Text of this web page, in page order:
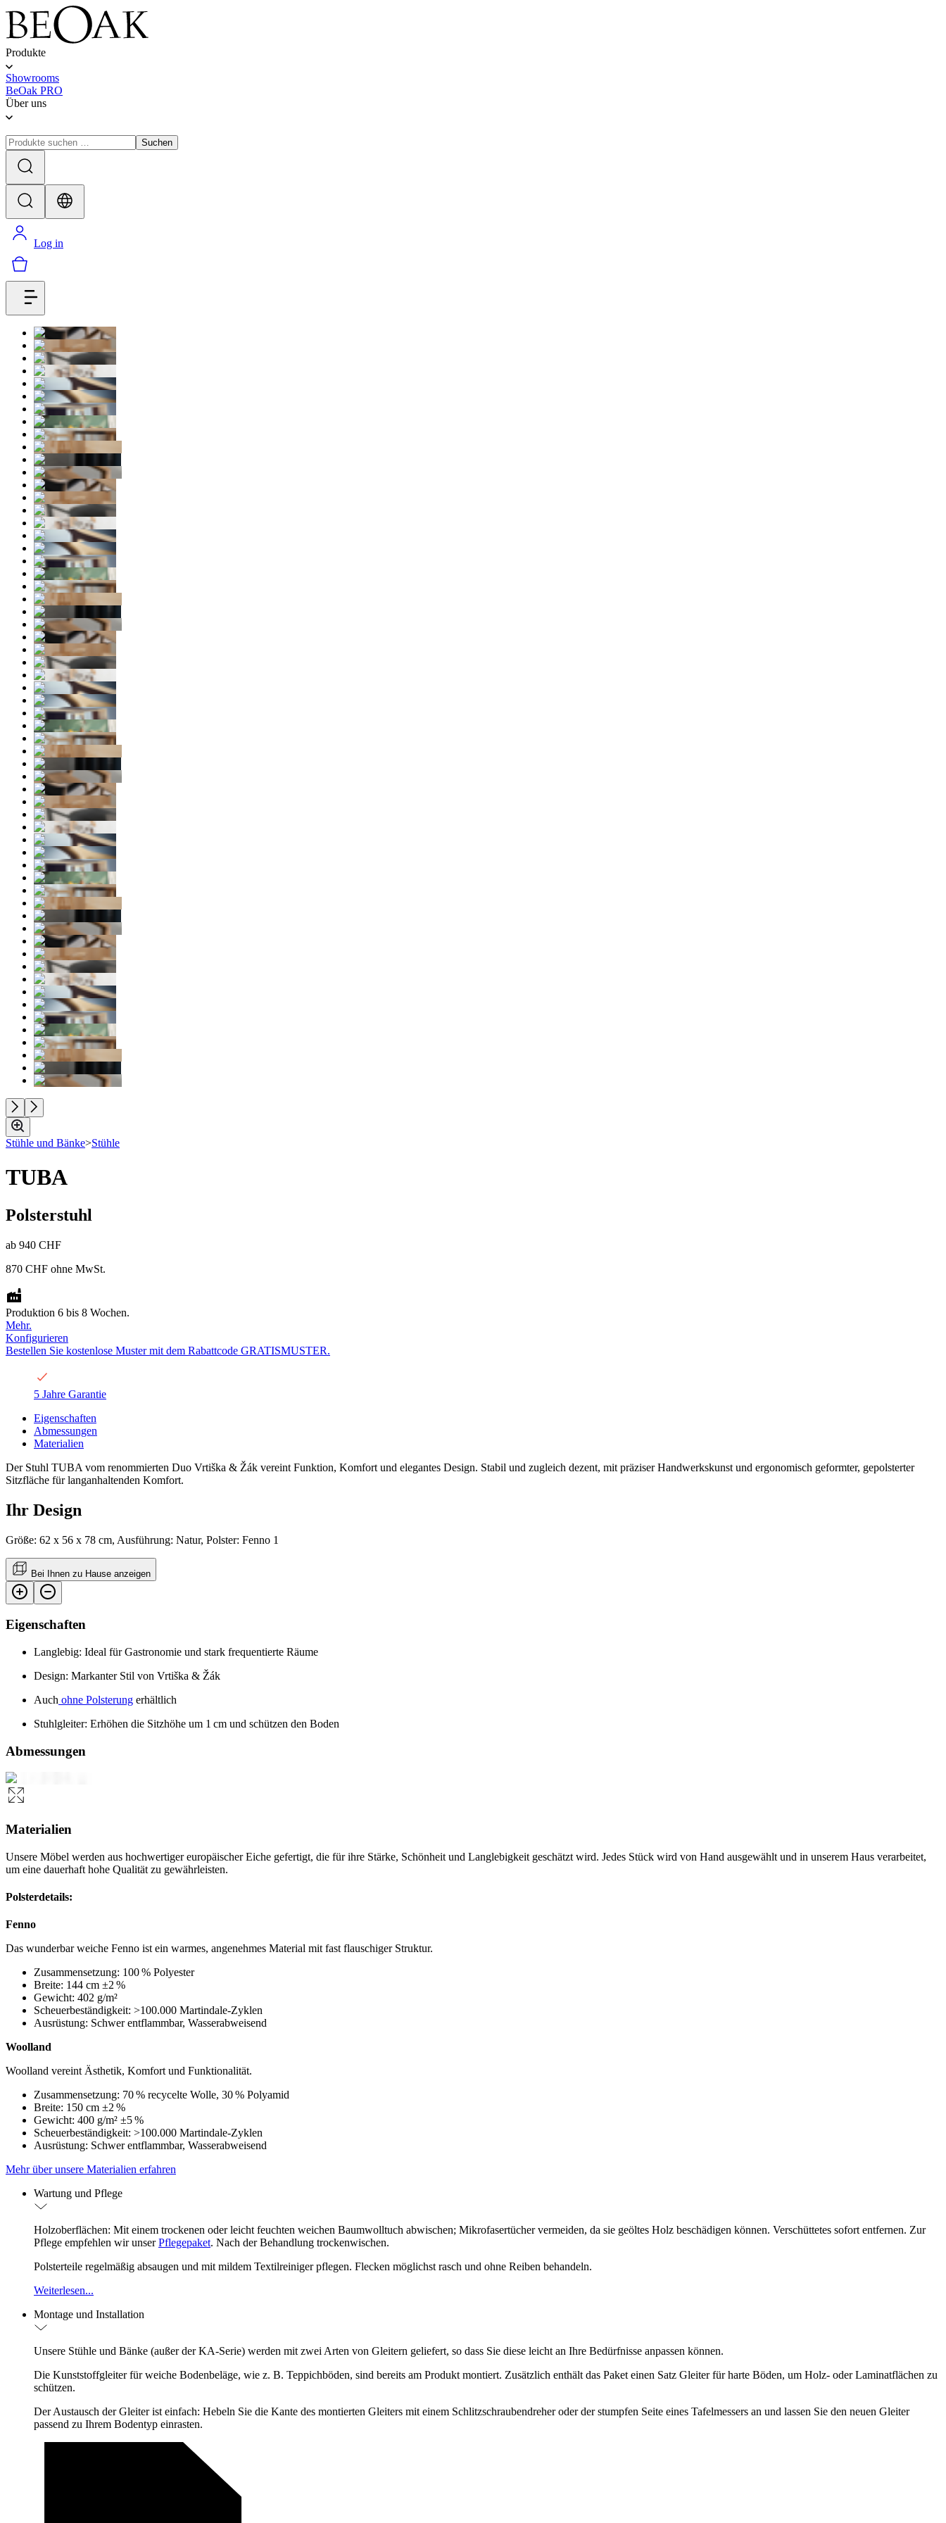
Produkte
Showrooms
BeOak PRO
Über uns
Suchen
Log in
Stühle und Bänke>Stühle
TUBA
Polsterstuhl
ab 940 CHF
870 CHF ohne MwSt.
Produktion 6 bis 8 Wochen.
Mehr.
Konfigurieren
Bestellen Sie kostenlose Muster mit dem Rabattcode GRATISMUSTER.
5 Jahre Garantie
Eigenschaften
Abmessungen
Materialien
Der Stuhl TUBA vom renommierten Duo Vrtiška & Žák vereint Funktion, Komfort und elegantes Design. Stabil und zugleich dezent, mit präziser Handwerkskunst und ergonomisch geformter, gepolsterter
Sitzfläche für langanhaltenden Komfort.
Ihr Design
Größe: 62 x 56 x 78 cm, Ausführung: Natur, Polster: Fenno 1
Bei Ihnen zu Hause anzeigen
Eigenschaften
Langlebig: Ideal für Gastronomie und stark frequentierte Räume
Design: Markanter Stil von Vrtiška & Žák
Auch ohne Polsterung erhältlich
Stuhlgleiter: Erhöhen die Sitzhöhe um 1 cm und schützen den Boden
Abmessungen
Materialien
Unsere Möbel werden aus hochwertiger europäischer Eiche gefertigt, die für ihre Stärke, Schönheit und Langlebigkeit geschätzt wird. Jedes Stück wird von Hand ausgewählt und in unserem Haus verarbeitet,
um eine dauerhaft hohe Qualität zu gewährleisten.
Polsterdetails:
Fenno
Das wunderbar weiche Fenno ist ein warmes, angenehmes Material mit fast flauschiger Struktur.
Zusammensetzung: 100 % Polyester
Breite: 144 cm ±2 %
Gewicht: 402 g/m²
Scheuerbeständigkeit: >100.000 Martindale-Zyklen
Ausrüstung: Schwer entflammbar, Wasserabweisend
Woolland
Woolland vereint Ästhetik, Komfort und Funktionalität.
Zusammensetzung: 70 % recycelte Wolle, 30 % Polyamid
Breite: 150 cm ±2 %
Gewicht: 400 g/m² ±5 %
Scheuerbeständigkeit: >100.000 Martindale-Zyklen
Ausrüstung: Schwer entflammbar, Wasserabweisend
Mehr über unsere Materialien erfahren
Wartung und Pflege
Holzoberflächen: Mit einem trockenen oder leicht feuchten weichen Baumwolltuch abwischen; Mikrofasertücher vermeiden, da sie geöltes Holz beschädigen können. Verschüttetes sofort entfernen. Zur
Pflege empfehlen wir unserPflegepaket. Nach der Behandlung trockenwischen.
Polsterteile regelmäßig absaugen und mit mildem Textilreiniger pflegen. Flecken möglichst rasch und ohne Reiben behandeln.
Weiterlesen...
Montage und Installation
Unsere Stühle und Bänke (außer der KA-Serie) werden mit zwei Arten von Gleitern geliefert, so dass Sie diese leicht an Ihre Bedürfnisse anpassen können.
Die Kunststoffgleiter für weiche Bodenbeläge, wie z. B. Teppichböden, sind bereits am Produkt montiert. Zusätzlich enthält das Paket einen Satz Gleiter für harte Böden, um Holz- oder Laminatflächen zu
schützen.
Der Austausch der Gleiter ist einfach: Hebeln Sie die Kante des montierten Gleiters mit einem Schlitzschraubendreher oder der stumpfen Seite eines Tafelmessers an und lassen Sie den neuen Gleiter
passend zu Ihrem Bodentyp einrasten.